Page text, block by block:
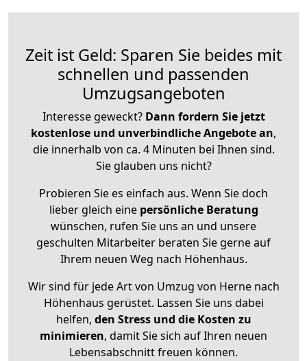
Zeit ist Geld: Sparen Sie beides mit
schnellen und passenden
Umzugsangeboten
Interesse geweckt? Dann fordern Sie jetzt
kostenlose und unverbindliche Angebote an,
die innerhalb von ca. 4 Minuten bei Ihnen sind.
Sie glauben uns nicht?
Probieren Sie es einfach aus. Wenn Sie doch
lieber gleich eine persönliche Beratung
wünschen, rufen Sie uns an und unsere
geschulten Mitarbeiter beraten Sie gerne auf
Ihrem neuen Weg nach Höhenhaus.
Wir sind für jede Art von Umzug von Herne nach
Höhenhaus gerüstet. Lassen Sie uns dabei
helfen, den Stress und die Kosten zu
minimieren, damit Sie sich auf Ihren neuen
Lebensabschnitt freuen können.